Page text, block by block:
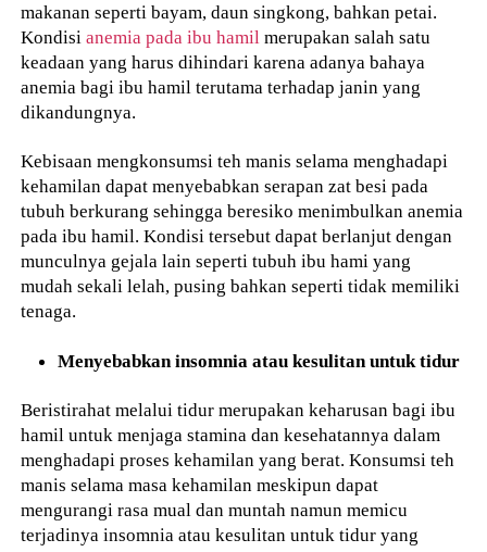
makanan seperti bayam, daun singkong, bahkan petai.
Kondisianemia pada ibu hamil merupakan salah satu
keadaan yang harus dihindari karena adanya bahaya
anemia bagi ibu hamil terutama terhadap janin yang
dikandungnya.
Kebisaan mengkonsumsi teh manis selama menghadapi
kehamilan dapat menyebabkan serapan zat besi pada
tubuh berkurang sehingga beresiko menimbulkan anemia
pada ibu hamil. Kondisi tersebut dapat berlanjut dengan
munculnya gejala lain seperti tubuh ibu hami yang
mudah sekali lelah, pusing bahkan seperti tidak memiliki
tenaga.
Menyebabkan insomnia atau kesulitan untuk tidur
Beristirahat melalui tidur merupakan keharusan bagi ibu
hamil untuk menjaga stamina dan kesehatannya dalam
menghadapi proses kehamilan yang berat. Konsumsi teh
manis selama masa kehamilan meskipun dapat
mengurangi rasa mual dan muntah namun memicu
terjadinya insomnia atau kesulitan untuk tidur yang